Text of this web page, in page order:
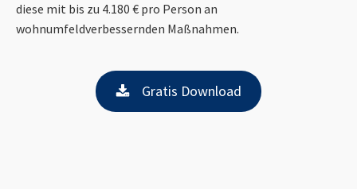
diese mit bis zu 4.180 € pro Person an
wohnumfeldverbessernden Maßnahmen.
Gratis Download